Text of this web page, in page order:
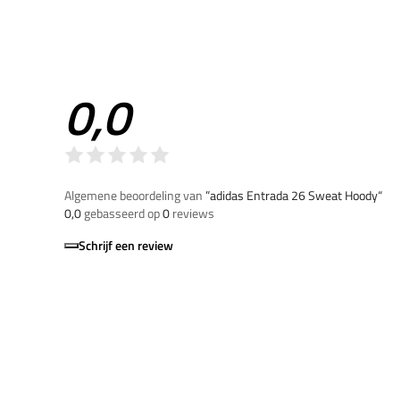
0,0
Algemene beoordeling van”adidas Entrada 26 Sweat Hoody“
0,0gebasseerd op0reviews
Schrijf een review